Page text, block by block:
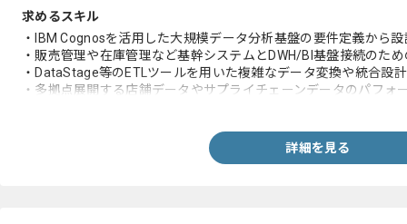
求めるスキル
・IBM Cognosを活用した大規模データ分析基盤の要件定義から
・販売管理や在庫管理など基幹システムとDWH/BI基盤接続のた
・DataStage等のETLツールを用いた複雑なデータ変換や統合設
・多拠点展開する店舗データやサプライチェーンデータのパフォ
詳細を見る